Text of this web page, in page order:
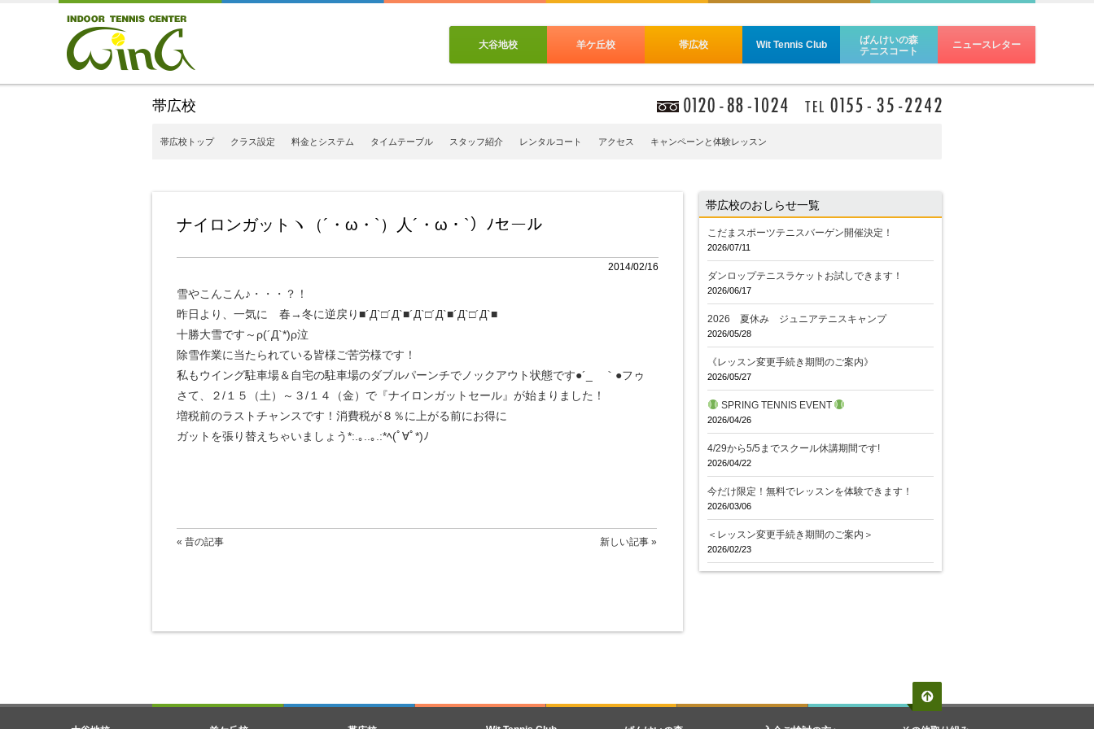
大谷地校 羊ケ丘校 帯広校 Wit Tennis Club
ばんけいの森
テニスコート
ニュースレター
帯広校
帯広校トップ クラス設定 料金とシステム タイムテーブル スタッフ紹介 レンタルコート アクセス キャンペーンと体験レッスン
ナイロンガットヽ（´・ω・`）人´・ω・`）ﾉセール
2014/02/16
雪やこんこん♪・・・？！
昨日より、一気に 春→冬に逆戻り■´Д`□´Д`■´Д`□´Д`■´Д`□´Д`■
十勝大雪です～ρ(´Д`*)ρ泣
除雪作業に当たられている皆様ご苦労様です！
私もウイング駐車場＆自宅の駐車場のダブルパーンチでノックアウト状態です●´_ゝ｀●フゥ
さて、２/１５（土）～３/１４（金）で『ナイロンガットセール』が始まりました！
増税前のラストチャンスです！消費税が８％に上がる前にお得に
ガットを張り替えちゃいましょう*:.｡..｡.:*ﾍ(ﾟ∀ﾟ*)ﾉ
« 昔の記事 新しい記事 »
帯広校のおしらせ一覧
こだまスポーツテニスバーゲン開催決定！
2026/07/11
ダンロップテニスラケットお試しできます！
2026/06/17
2026 夏休み ジュニアテニスキャンプ
2026/05/28
《レッスン変更手続き期間のご案内》
2026/05/27
SPRING TENNIS EVENT
2026/04/26
4/29から5/5までスクール休講期間です!
2026/04/22
今だけ限定！無料でレッスンを体験できます！
2026/03/06
＜レッスン変更手続き期間のご案内＞
2026/02/23